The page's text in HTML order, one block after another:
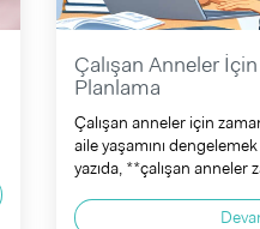
Çalışan Anneler
Planlama
Çalışan anneler için
aile yaşamını
yazıda, **çalışan anneler